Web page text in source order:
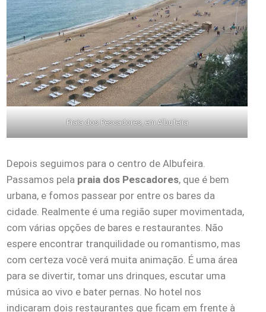
Praia dos Pescadores, em Albufeira
Depois seguimos para o centro de Albufeira.
Passamos pela praia dos Pescadores, que é bem
urbana, e fomos passear por entre os bares da
cidade. Realmente é uma região super movimentada,
com várias opções de bares e restaurantes. Não
espere encontrar tranquilidade ou romantismo, mas
com certeza você verá muita animação. É uma área
para se divertir, tomar uns drinques, escutar uma
música ao vivo e bater pernas. No hotel nos
indicaram dois restaurantes que ficam em frente à